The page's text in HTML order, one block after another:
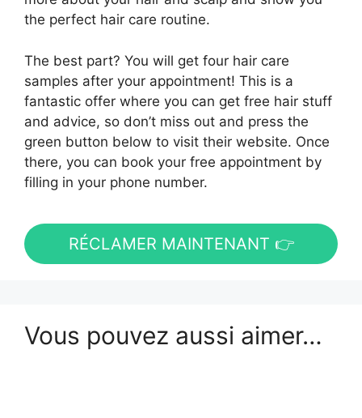
the perfect hair care routine.
The best part? You will get four hair care
samples after your appointment! This is a
fantastic offer where you can get free hair stuff
and advice, so don’t miss out and press the
green button below to visit their website. Once
there, you can book your free appointment by
filling in your phone number.
RÉCLAMER MAINTENANT 👉
Vous pouvez aussi aimer…